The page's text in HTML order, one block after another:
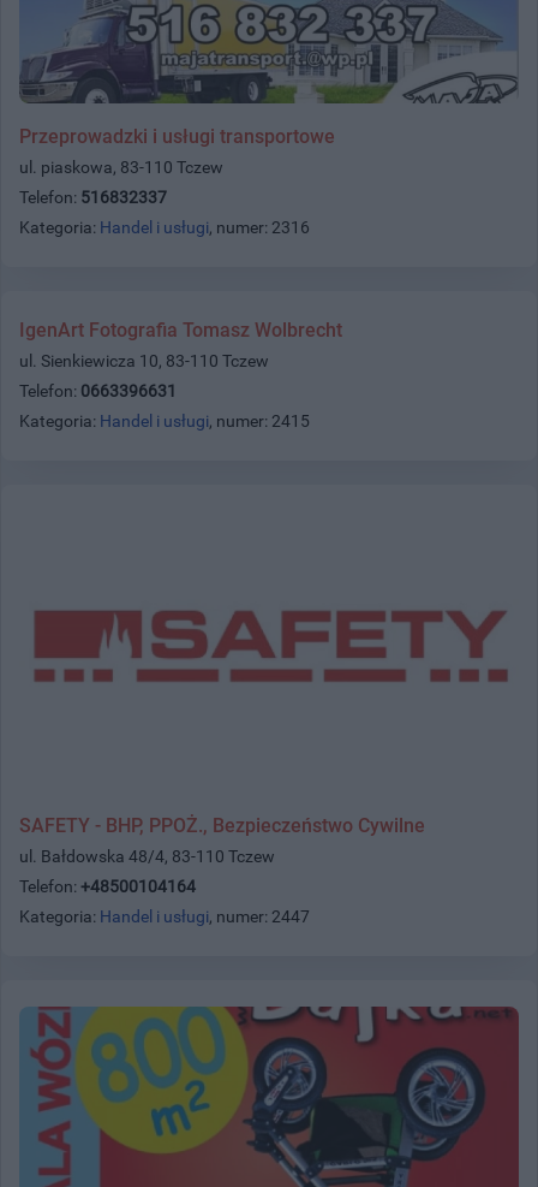
Przeprowadzki i usługi transportowe
ul. piaskowa, 83-110 Tczew
Telefon: 516832337
Kategoria: Handel i usługi, numer: 2316
IgenArt Fotografia Tomasz Wolbrecht
ul. Sienkiewicza 10, 83-110 Tczew
Telefon: 0663396631
Kategoria: Handel i usługi, numer: 2415
SAFETY - BHP, PPOŻ., Bezpieczeństwo Cywilne
ul. Bałdowska 48/4, 83-110 Tczew
Telefon: +48500104164
Kategoria: Handel i usługi, numer: 2447